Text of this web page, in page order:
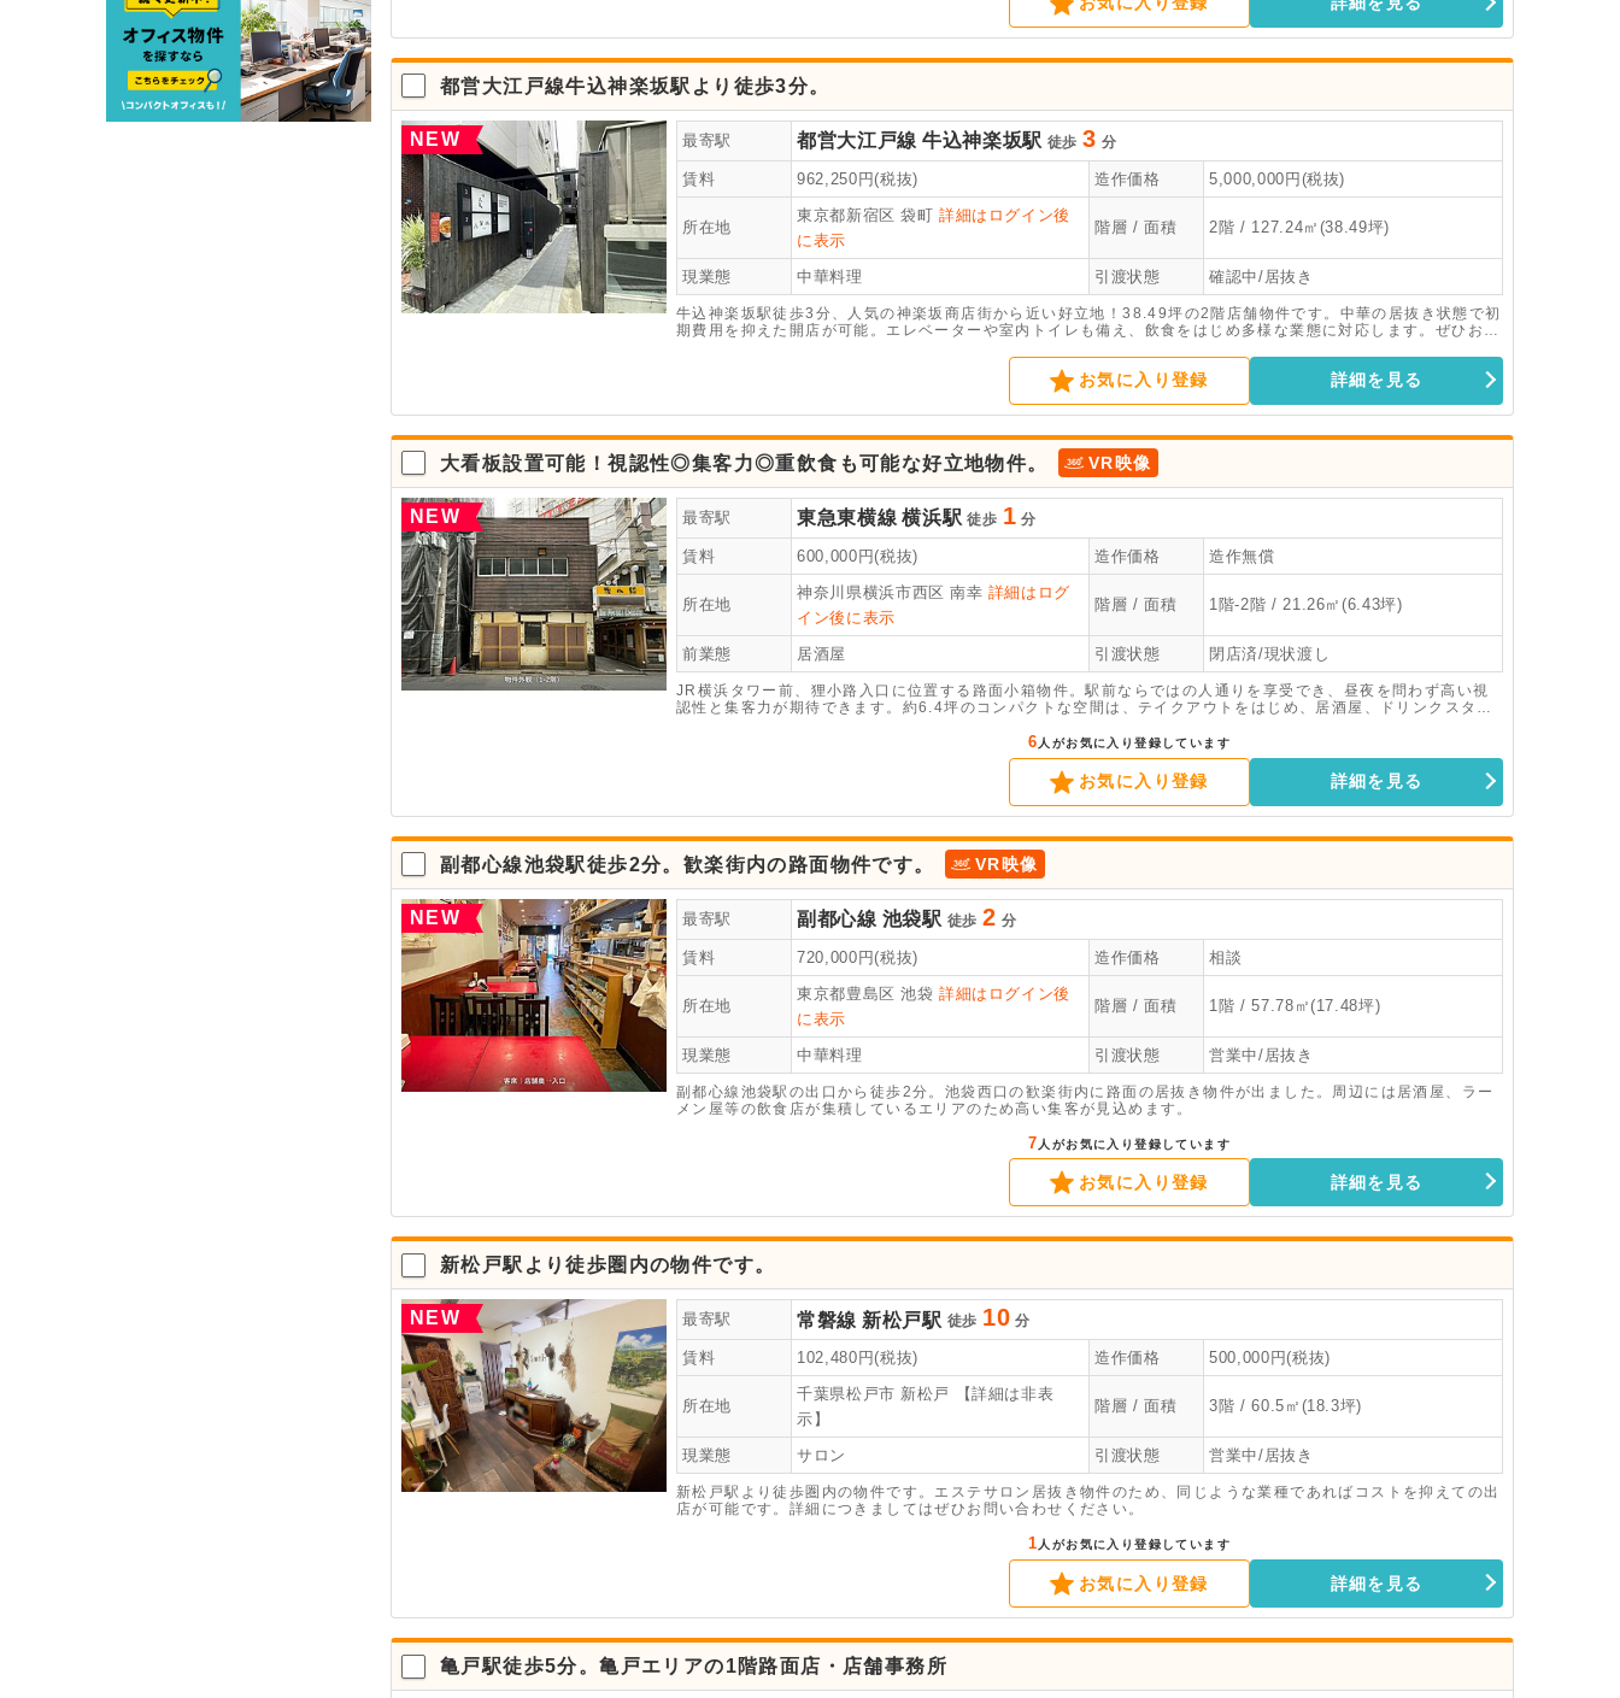
都営大江戸線牛込神楽坂駅より徒歩3分。
NEW 最寄駅 都営大江戸線 牛込神楽坂駅 徒歩 3 分
賃料 962,250円(税抜) 造作価格 5,000,000円(税抜)
所在地
東京都新宿区 袋町 詳細はログイン後
に表示
階層 / 面積 2階 / 127.24㎡(38.49坪)
現業態 中華料理 引渡状態 確認中/居抜き
牛込神楽坂駅徒歩3分、人気の神楽坂商店街から近い好立地！38.49坪の2階店舗物件です。中華の居抜き状態で初
期費用を抑えた開店が可能。エレベーターや室内トイレも備え、飲食をはじめ多様な業態に対応します。ぜひお問
お気に入り登録 詳細を見る
大看板設置可能！視認性◎集客力◎重飲食も可能な好立地物件。 VR映像
NEW 最寄駅 東急東横線 横浜駅 徒歩 1 分
賃料 600,000円(税抜) 造作価格 造作無償
所在地
神奈川県横浜市西区 南幸 詳細はログ
イン後に表示
階層 / 面積 1階-2階 / 21.26㎡(6.43坪)
前業態 居酒屋 引渡状態 閉店済/現状渡し
JR横浜タワー前、狸小路入口に位置する路面小箱物件。駅前ならではの人通りを享受でき、昼夜を問わず高い視
認性と集客力が期待できます。約6.4坪のコンパクトな空間は、テイクアウトをはじめ、居酒屋、ドリンクスタン
店をお考えの方はぜひお早めにお問い合わせ下さい。
6 人がお気に入り登録しています
お気に入り登録 詳細を見る
副都心線池袋駅徒歩2分。歓楽街内の路面物件です。 VR映像
NEW 最寄駅 副都心線 池袋駅 徒歩 2 分
賃料 720,000円(税抜) 造作価格 相談
所在地
東京都豊島区 池袋 詳細はログイン後
に表示
階層 / 面積 1階 / 57.78㎡(17.48坪)
現業態 中華料理 引渡状態 営業中/居抜き
副都心線池袋駅の出口から徒歩2分。池袋西口の歓楽街内に路面の居抜き物件が出ました。周辺には居酒屋、ラー
メン屋等の飲食店が集積しているエリアのため高い集客が見込めます。
7 人がお気に入り登録しています
お気に入り登録 詳細を見る
新松戸駅より徒歩圏内の物件です。
NEW 最寄駅 常磐線 新松戸駅 徒歩 10 分
賃料 102,480 円(税抜) 造作価格 500,000円(税抜)
所在地
千葉県松戸市 新松戸
【詳細は非表
示】
階層 / 面積 3階 / 60.5㎡(18.3坪)
現業態 サロン 引渡状態 営業中/居抜き
新松戸駅より徒歩圏内の物件です。エステサロン居抜き物件のため、同じような業種であればコストを抑えての出
店が可能です。詳細につきましてはぜひお問い合わせください。
1人がお気に入り登録しています
お気に入り登録 詳細を見る
亀戸駅徒歩5分。亀戸エリアの1階路面店・店舗事務所